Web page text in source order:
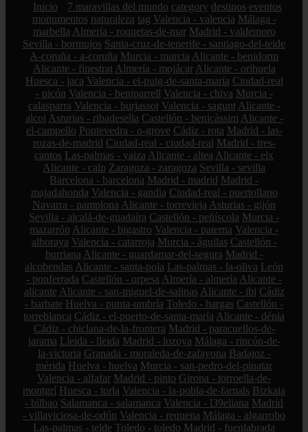
Inicio 7 maravillas del mundo category destinos eventos
monumentos naturaleza tag Valencia - valencia Málaga -
marbella Almería - roquetas-de-mar Madrid - valdemoro
Sevilla - bormujos Santa-cruz-de-tenerife - santiago-del-teide
A-coruña - a-coruña Murcia - murcia Alicante - benidorm
Alicante - finestrat Almería - mojácar Alicante - orihuela
Huesca - jaca Valencia - el-puig-de-santa-maría Ciudad-real
- picón Valencia - beniparrell Valencia - chiva Murcia -
calasparra Valencia - burjassot Valencia - sagunt Alicante -
alcoi Asturias - ribadesella Castellón - benicàssim Alicante -
el-campello Pontevedra - o-grove Cádiz - rota Madrid - las-
rozas-de-madrid Ciudad-real - ciudad-real Madrid - tres-
cantos Las-palmas - yaiza Alicante - altea Alicante - elx
Alicante - calp Zaragoza - zaragoza Sevilla - sevilla
Barcelona - barcelona Madrid - madrid Madrid -
majadahonda Valencia - gandia Ciudad-real - puertollano
Navarra - pamplona Alicante - torrevieja Asturias - gijón
Sevilla - alcalá-de-guadaíra Castellón - peñíscola Murcia -
mazarrón Alicante - bigastro Valencia - paterna Valencia -
alboraya Valencia - catarroja Murcia - águilas Castellón -
burriana Alicante - guardamar-del-segura Madrid -
alcobendas Alicante - santa-pola Las-palmas - la-oliva León
- ponferrada Castellón - orpesa Almería - almería Alicante -
alicante Alicante - san-miguel-de-salinas Alicante - ibi Cádiz
- barbate Huelva - punta-umbría Toledo - bargas Castellón -
torreblanca Cádiz - el-puerto-de-santa-maría Alicante - dénia
Cádiz - chiclana-de-la-frontera Madrid - paracuellos-de-
jarama Lleida - lleida Madrid - lozoya Málaga - rincón-de-
la-victoria Granada - moraleda-de-zafayona Badajoz -
mérida Huelva - huelva Murcia - san-pedro-del-pinatar
Valencia - alfafar Madrid - pinto Girona - torroella-de-
montgrí Huesca - torla Valencia - la-pobla-de-farnals Bizkaia
- bilbao Salamanca - salamanca Valencia - l39eliana Madrid
- villaviciosa-de-odón Valencia - requena Málaga - algarrobo
Las-palmas - telde Toledo - toledo Madrid - fuenlabrada